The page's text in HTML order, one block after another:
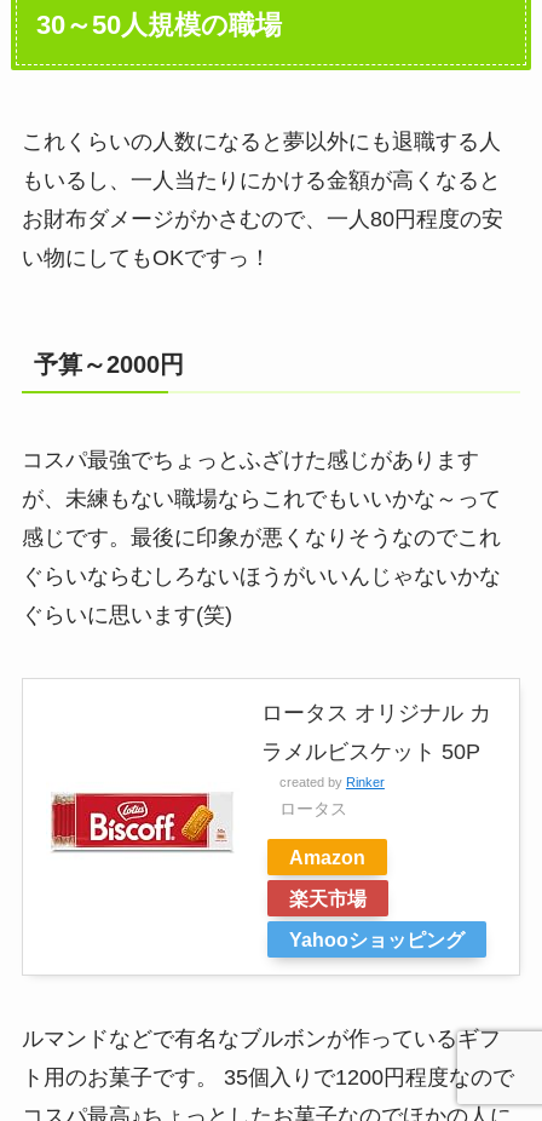
30～50人規模の職場
これくらいの人数になると夢以外にも退職する人
もいるし、一人当たりにかける金額が高くなると
お財布ダメージがかさむので、一人80円程度の安
い物にしてもOKですっ！
予算～2000円
コスパ最強でちょっとふざけた感じがあります
が、未練もない職場ならこれでもいいかな～って
感じです。最後に印象が悪くなりそうなのでこれ
ぐらいならむしろないほうがいいんじゃないかな
ぐらいに思います(笑)
ロータス オリジナル カ
ラメルビスケット 50P
created by Rinker
ロータス
Amazon
楽天市場
Yahooショッピング
ルマンドなどで有名なブルボンが作っているギフ
ト用のお菓子です。 35個入りで1200円程度なので
コスパ最高♪ちょっとしたお菓子なのでほかの人に